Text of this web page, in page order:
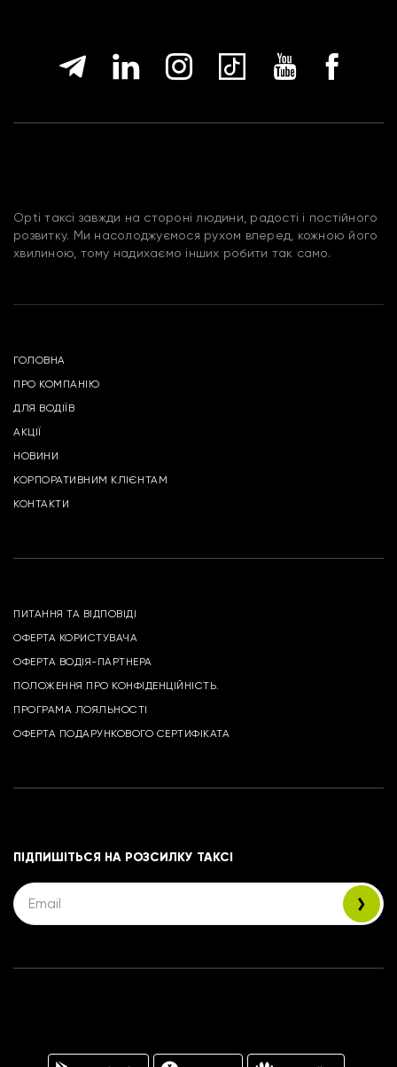
Opti таксі завжди на стороні людини, радості і постійного
розвитку. Ми насолоджуємося рухом вперед, кожною його
хвилиною, тому надихаємо інших робити так само.
ГОЛОВНА
ПРО КОМПАНІЮ
ДЛЯ ВОДІЇВ
АКЦІЇ
НОВИНИ
КОРПОРАТИВНИМ КЛІЄНТАМ
КОНТАКТИ
ПИТАННЯ ТА ВІДПОВІДІ
ОФЕРТА КОРИСТУВАЧА
ОФЕРТА ВОДІЯ-ПАРТНЕРА
ПОЛОЖЕННЯ ПРО КОНФІДЕНЦІЙНІСТЬ.
ПРОГРАМА ЛОЯЛЬНОСТІ
ОФЕРТА ПОДАРУНКОВОГО СЕРТИФІКАТА
ПІДПИШІТЬСЯ НА РОЗСИЛКУ ТАКСІ